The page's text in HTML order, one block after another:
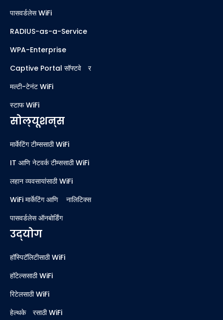
पासवर्डलेस WiFi
RADIUS-as-a-Service
WPA-Enterprise
Captive Portal सॉफ्टवेअर
मल्टी-टेनंट WiFi
स्टाफ WiFi
सोल्यूशन्स
मार्केटिंग टीम्ससाठी WiFi
IT आणि नेटवर्क टीम्ससाठी WiFi
लहान व्यवसायांसाठी WiFi
WiFi मार्केटिंग आणि ॲनालिटिक्स
पासवर्डलेस ऑनबोर्डिंग
उद्योग
हॉस्पिटॅलिटीसाठी WiFi
हॉटेल्ससाठी WiFi
रिटेलसाठी WiFi
हेल्थकेअरसाठी WiFi